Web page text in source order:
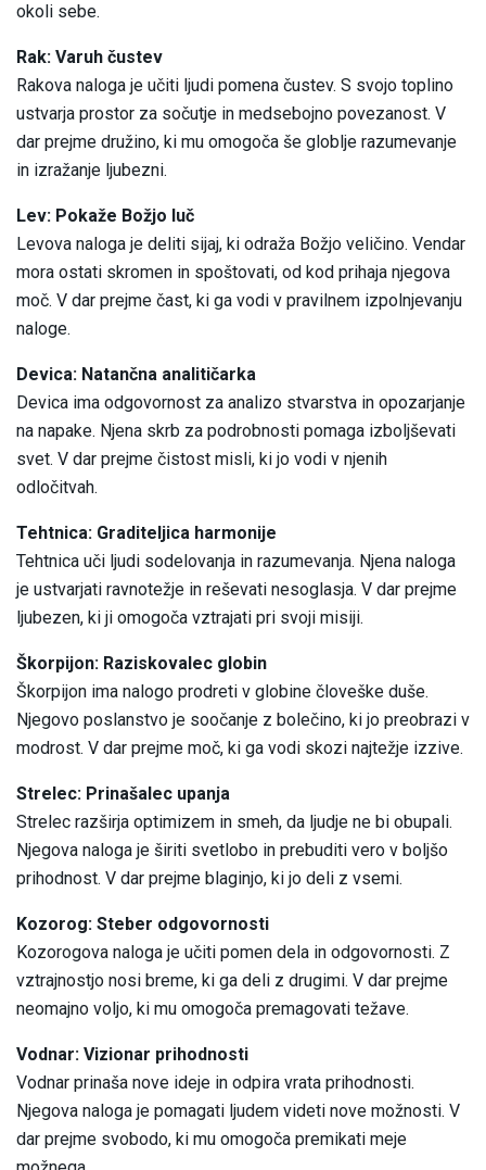
okoli sebe.
Rak: Varuh čustev
Rakova naloga je učiti ljudi pomena čustev. S svojo toplino
ustvarja prostor za sočutje in medsebojno povezanost. V
dar prejme družino, ki mu omogoča še globlje razumevanje
in izražanje ljubezni.
Lev: Pokaže Božjo luč
Levova naloga je deliti sijaj, ki odraža Božjo veličino. Vendar
mora ostati skromen in spoštovati, od kod prihaja njegova
moč. V dar prejme čast, ki ga vodi v pravilnem izpolnjevanju
naloge.
Devica: Natančna analitičarka
Devica ima odgovornost za analizo stvarstva in opozarjanje
na napake. Njena skrb za podrobnosti pomaga izboljševati
svet. V dar prejme čistost misli, ki jo vodi v njenih
odločitvah.
Tehtnica: Graditeljica harmonije
Tehtnica uči ljudi sodelovanja in razumevanja. Njena naloga
je ustvarjati ravnotežje in reševati nesoglasja. V dar prejme
ljubezen, ki ji omogoča vztrajati pri svoji misiji.
Škorpijon: Raziskovalec globin
Škorpijon ima nalogo prodreti v globine človeške duše.
Njegovo poslanstvo je soočanje z bolečino, ki jo preobrazi v
modrost. V dar prejme moč, ki ga vodi skozi najtežje izzive.
Strelec: Prinašalec upanja
Strelec razširja optimizem in smeh, da ljudje ne bi obupali.
Njegova naloga je širiti svetlobo in prebuditi vero v boljšo
prihodnost. V dar prejme blaginjo, ki jo deli z vsemi.
Kozorog: Steber odgovornosti
Kozorogova naloga je učiti pomen dela in odgovornosti. Z
vztrajnostjo nosi breme, ki ga deli z drugimi. V dar prejme
neomajno voljo, ki mu omogoča premagovati težave.
Vodnar: Vizionar prihodnosti
Vodnar prinaša nove ideje in odpira vrata prihodnosti.
Njegova naloga je pomagati ljudem videti nove možnosti. V
dar prejme svobodo, ki mu omogoča premikati meje